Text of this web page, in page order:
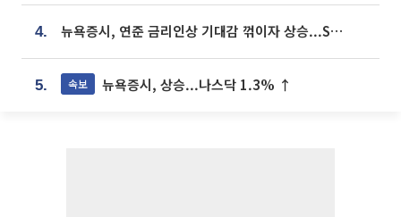
4. 뉴욕증시, 연준 금리인상 기대감 꺾이자 상승...S&P500 사상 최고치 [종합]
5. 속보 뉴욕증시, 상승...나스닥 1.3% ↑